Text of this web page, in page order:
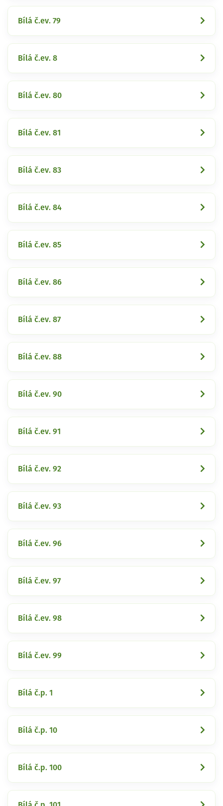
Bílá č.ev. 79
Bílá č.ev. 8
Bílá č.ev. 80
Bílá č.ev. 81
Bílá č.ev. 83
Bílá č.ev. 84
Bílá č.ev. 85
Bílá č.ev. 86
Bílá č.ev. 87
Bílá č.ev. 88
Bílá č.ev. 90
Bílá č.ev. 91
Bílá č.ev. 92
Bílá č.ev. 93
Bílá č.ev. 96
Bílá č.ev. 97
Bílá č.ev. 98
Bílá č.ev. 99
Bílá č.p. 1
Bílá č.p. 10
Bílá č.p. 100